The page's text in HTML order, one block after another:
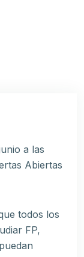
a las
Abiertas
todos los
FP,